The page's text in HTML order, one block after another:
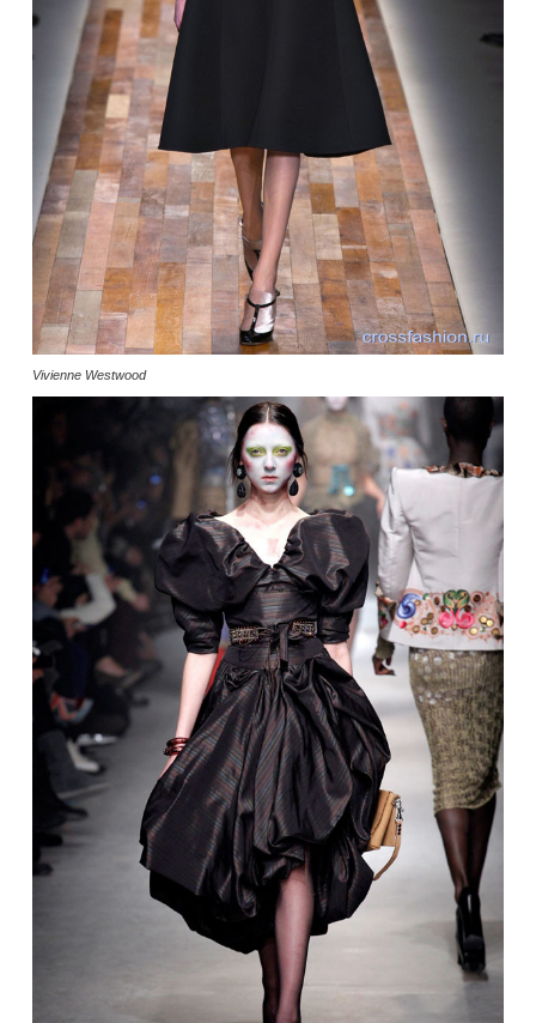
Vivienne Westwood